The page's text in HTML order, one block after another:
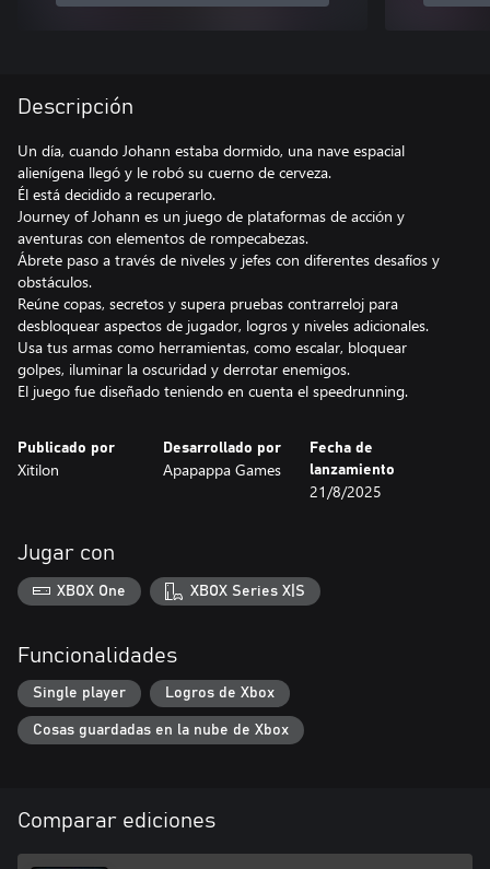
Descripción
Un día, cuando Johann estaba dormido, una nave espacial
alienígena llegó y le robó su cuerno de cerveza.
Él está decidido a recuperarlo.
Journey of Johann es un juego de plataformas de acción y
aventuras con elementos de rompecabezas.
Ábrete paso a través de niveles y jefes con diferentes desafíos y
obstáculos.
Reúne copas, secretos y supera pruebas contrarreloj para
desbloquear aspectos de jugador, logros y niveles adicionales.
Usa tus armas como herramientas, como escalar, bloquear
golpes, iluminar la oscuridad y derrotar enemigos.
El juego fue diseñado teniendo en cuenta el speedrunning.
Publicado por
Xitilon
Desarrollado por
Apapappa Games
Fecha de
lanzamiento
21/8/2025
Jugar con
XBOX One XBOX Series X|S
Funcionalidades
Single player Logros de Xbox
Cosas guardadas en la nube de Xbox
Comparar ediciones